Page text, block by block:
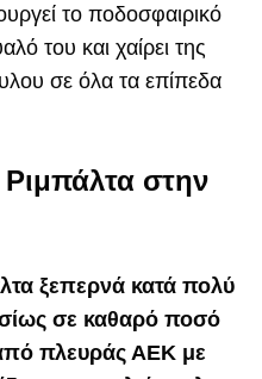
το ποδοσφαιρικό
του και χαίρει της
σε όλα τα επίπεδα
στην
ξεπερνά κατά πολύ
σε καθαρό ποσό
πλευράς ΑΕΚ με